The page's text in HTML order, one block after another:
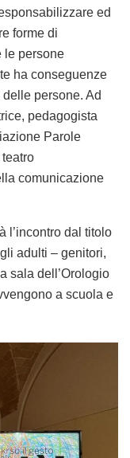
ed
forme di
le persone
ha conseguenze
persone. Ad
pedagogista
Parole
comunicazione
l’incontro dal titolo
adulti – genitori,
sala dell’Orologio
a scuola e